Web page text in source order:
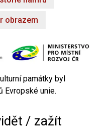
obrazem
památky byl
Evropské unie.
/ zažít